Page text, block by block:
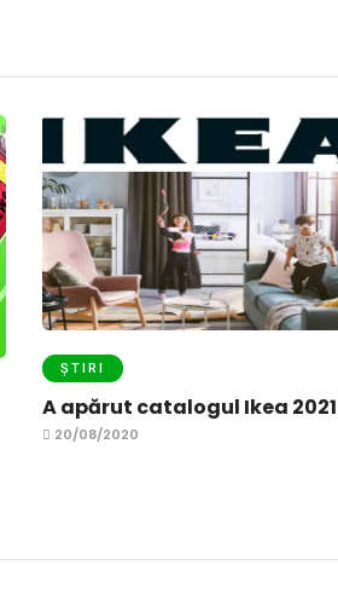
ȘTIRI
A apărut catalogul Ikea 2021
20/08/2020